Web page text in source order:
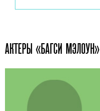
АКТЕРЫ «БАГСИ МЭЛОУН»